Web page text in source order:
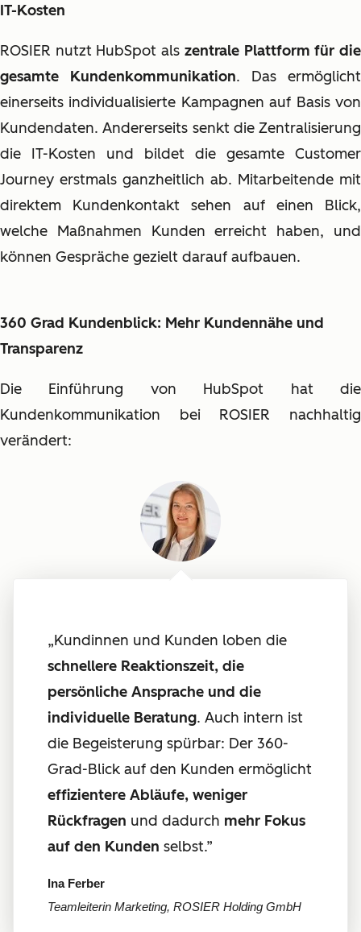
IT-Kosten
ROSIER nutzt HubSpot als zentrale Plattform für die
gesamte Kundenkommunikation. Das ermöglicht
einerseits individualisierte Kampagnen auf Basis von
Kundendaten. Andererseits senkt die Zentralisierung
die IT-Kosten und bildet die gesamte Customer
Journey erstmals ganzheitlich ab. Mitarbeitende mit
direktem Kundenkontakt sehen auf einen Blick,
welche Maßnahmen Kunden erreicht haben, und
können Gespräche gezielt darauf aufbauen.
360 Grad Kundenblick: Mehr Kundennähe und
Transparenz
Die Einführung von HubSpot hat die
Kundenkommunikation bei ROSIER nachhaltig
verändert:
„Kundinnen und Kunden loben die
schnellere Reaktionszeit, die
persönliche Ansprache und die
individuelle Beratung. Auch intern ist
die Begeisterung spürbar: Der 360-
Grad-Blick auf den Kunden ermöglicht
effizientere Abläufe, weniger
Rückfragen und dadurch mehr Fokus
auf den Kunden selbst.”
Ina Ferber
Teamleiterin Marketing, ROSIER Holding GmbH